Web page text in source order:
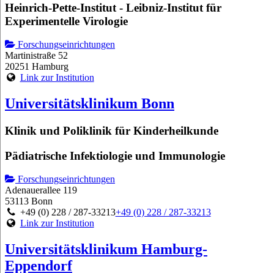
Heinrich-Pette-Institut - Leibniz-Institut für
Experimentelle Virologie
Forschungseinrichtungen
Martinistraße 52
20251 Hamburg
Link zur Institution
Universitätsklinikum Bonn
Klinik und Poliklinik für Kinderheilkunde
Pädiatrische Infektiologie und Immunologie
Forschungseinrichtungen
Adenauerallee 119
53113 Bonn
+49 (0) 228 / 287-33213+49 (0) 228 / 287-33213
Link zur Institution
Universitätsklinikum Hamburg-
Eppendorf